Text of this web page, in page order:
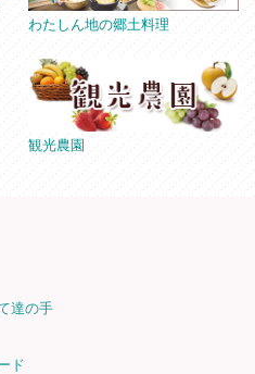
わたしん地の郷土料理
観光農園
達の手
ド